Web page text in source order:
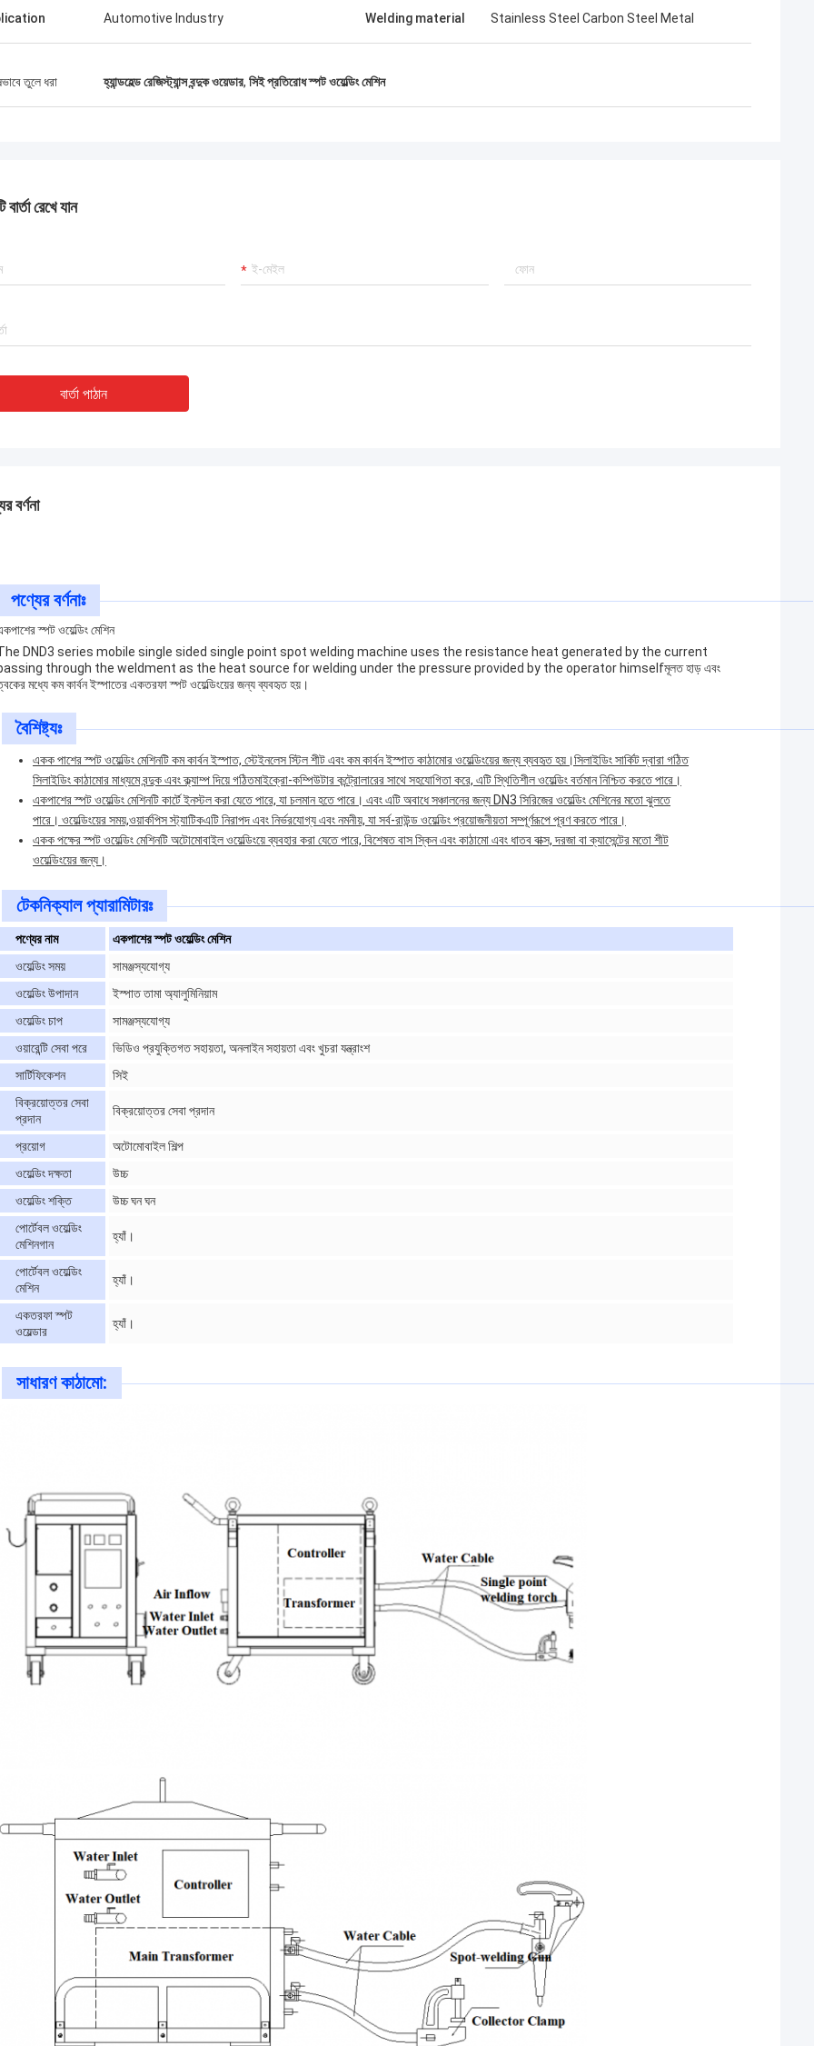
Automotive Industry Welding material Stainless Steel Carbon Steel Metal
তুলে ধরা হ্যান্ডহেল্ড রেজিস্ট্যান্স বন্দুক ওয়েডার, সিই প্রতিরোধ স্পট ওয়েল্ডিং মেশিন
বার্তা রেখে যান
বার্তা পাঠান
বর্ণনা
পণ্যের বর্ণনাঃ
স্পট ওয়েল্ডিং মেশিন
DND3 series mobile single sided single point spot welding machine uses the resistance heat generated by the current
through the weldment as the heat source for welding under the pressure provided by the operator himselfমূলত হাড় এবং
মধ্যে কম কার্বন ইস্পাতের একতরফা স্পট ওয়েল্ডিংয়ের জন্য ব্যবহৃত হয়।
বৈশিষ্ট্যঃ
একক পাশের স্পট ওয়েল্ডিং মেশিনটি কম কার্বন ইস্পাত, স্টেইনলেস স্টিল শীট এবং কম কার্বন ইস্পাত কাঠামোর ওয়েল্ডিংয়ের জন্য ব্যবহৃত হয়।সিলাইডিং সার্কিট দ্বারা গঠিত
সিলাইডিং কাঠামোর মাধ্যমে বন্দুক এবং ক্ল্যাম্প দিয়ে গঠিতমাইক্রো-কম্পিউটার কন্ট্রোলারের সাথে সহযোগিতা করে, এটি স্থিতিশীল ওয়েল্ডিং বর্তমান নিশ্চিত করতে পারে।
একপাশের স্পট ওয়েল্ডিং মেশিনটি কার্টে ইনস্টল করা যেতে পারে, যা চলমান হতে পারে। এবং এটি অবাধে সঞ্চালনের জন্য DN3 সিরিজের ওয়েল্ডিং মেশিনের মতো ঝুলতে
পারে। ওয়েল্ডিংয়ের সময়,ওয়ার্কপিস স্ট্যাটিকএটি নিরাপদ এবং নির্ভরযোগ্য এবং নমনীয়, যা সর্ব-রাউন্ড ওয়েল্ডিং প্রয়োজনীয়তা সম্পূর্ণরূপে পূরণ করতে পারে।
একক পক্ষের স্পট ওয়েল্ডিং মেশিনটি অটোমোবাইল ওয়েল্ডিংয়ে ব্যবহার করা যেতে পারে, বিশেষত বাস স্কিন এবং কাঠামো এবং ধাতব বাক্স, দরজা বা ক্যাসেন্টের মতো শীট
ওয়েল্ডিংয়ের জন্য।
টেকনিক্যাল প্যারামিটারঃ
পণ্যের নাম
একপাশের স্পট ওয়েল্ডিং মেশিন
ওয়েল্ডিং সময়
সামঞ্জস্যযোগ্য
ওয়েল্ডিং উপাদান
ইস্পাত তামা অ্যালুমিনিয়াম
ওয়েল্ডিং চাপ
সামঞ্জস্যযোগ্য
ওয়ারেন্টি সেবা পরে
ভিডিও প্রযুক্তিগত সহায়তা, অনলাইন সহায়তা এবং খুচরা যন্ত্রাংশ
সার্টিফিকেশন
সিই
বিক্রয়োত্তর সেবা
প্রদান
বিক্রয়োত্তর সেবা প্রদান
প্রয়োগ
অটোমোবাইল শিল্প
ওয়েল্ডিং দক্ষতা
উচ্চ
ওয়েল্ডিং শক্তি
উচ্চ ঘন ঘন
পোর্টেবল ওয়েল্ডিং
মেশিনগান
হ্যাঁ।
পোর্টেবল ওয়েল্ডিং
মেশিন
হ্যাঁ।
একতরফা স্পট
ওয়েল্ডার
হ্যাঁ।
সাধারণ কাঠামো: